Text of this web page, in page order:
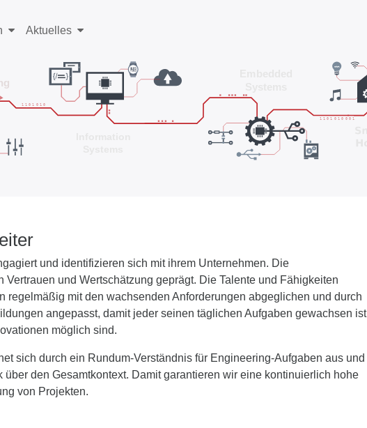
Aktuelles
und identifizieren sich mit ihrem Unternehmen. Die
Vertrauen und Wertschätzung geprägt. Die Talente und Fähigkeiten
regelmäßig mit den wachsenden Anforderungen abgeglichen und durch
angepasst, damit jeder seinen täglichen Aufgaben gewachsen ist
möglich sind.
sich durch ein Rundum-Verständnis für Engineering-Aufgaben aus und
über den Gesamtkontext. Damit garantieren wir eine kontinuierlich hohe
von Projekten.